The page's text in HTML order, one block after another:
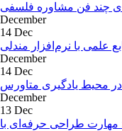
چند فن مشاوره فلسفی
December
14 Dec
علمی با نرم‌افزار مندلی
December
14 Dec
محیط یادگیری متاورس
December
13 Dec